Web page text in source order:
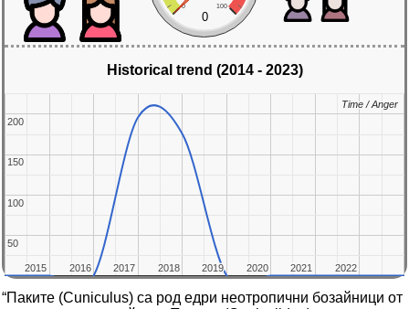
0 100
0
Historical trend (2014 - 2023)
2015
2015 2016
2016 2017
2017 2018
2018 2019
2019 2020
2020 2021
2021 2022
2022
50
50
100
100
150
150
200
200
Time / Anger
Time / Anger
“Паките (Cuniculus) са род едри неотропични бозайници от